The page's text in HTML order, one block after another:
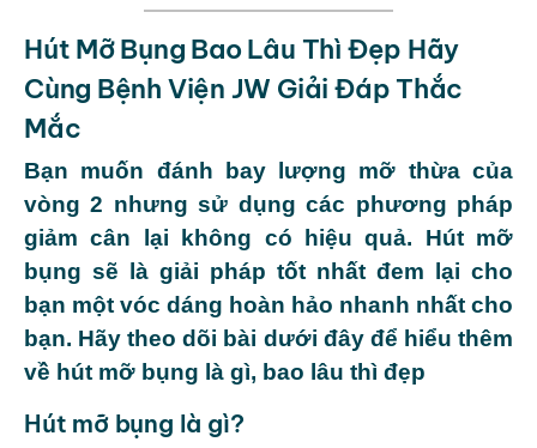
Hút Mỡ Bụng Bao Lâu Thì Đẹp Hãy
Cùng Bệnh Viện JW Giải Đáp Thắc
Mắc
Bạn muốn đánh bay lượng mỡ thừa của
vòng 2 nhưng sử dụng các phương pháp
giảm cân lại không có hiệu quả. Hút mỡ
bụng sẽ là giải pháp tốt nhất đem lại cho
bạn một vóc dáng hoàn hảo nhanh nhất cho
bạn. Hãy theo dõi bài dưới đây để hiểu thêm
về hút mỡ bụng là gì, bao lâu thì đẹp
Hút mỡ bụng là gì?